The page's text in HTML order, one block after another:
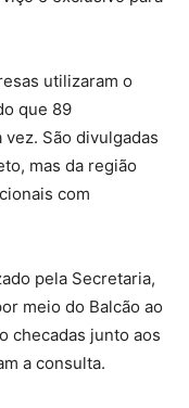
utilizaram o
que 89
São divulgadas
mas da região
com
pela Secretaria,
meio do Balcão ao
checadas junto aos
a consulta.